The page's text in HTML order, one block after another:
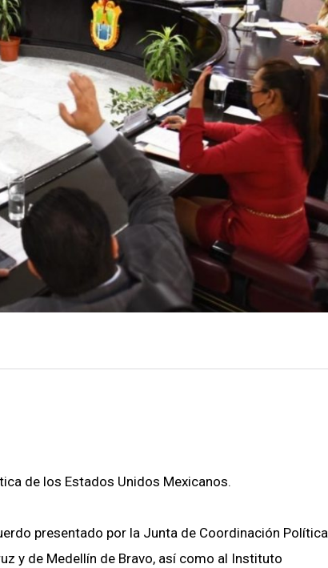
de los Estados Unidos Mexicanos.
presentado por la Junta de Coordinación Política
y de Medellín de Bravo, así como al Instituto